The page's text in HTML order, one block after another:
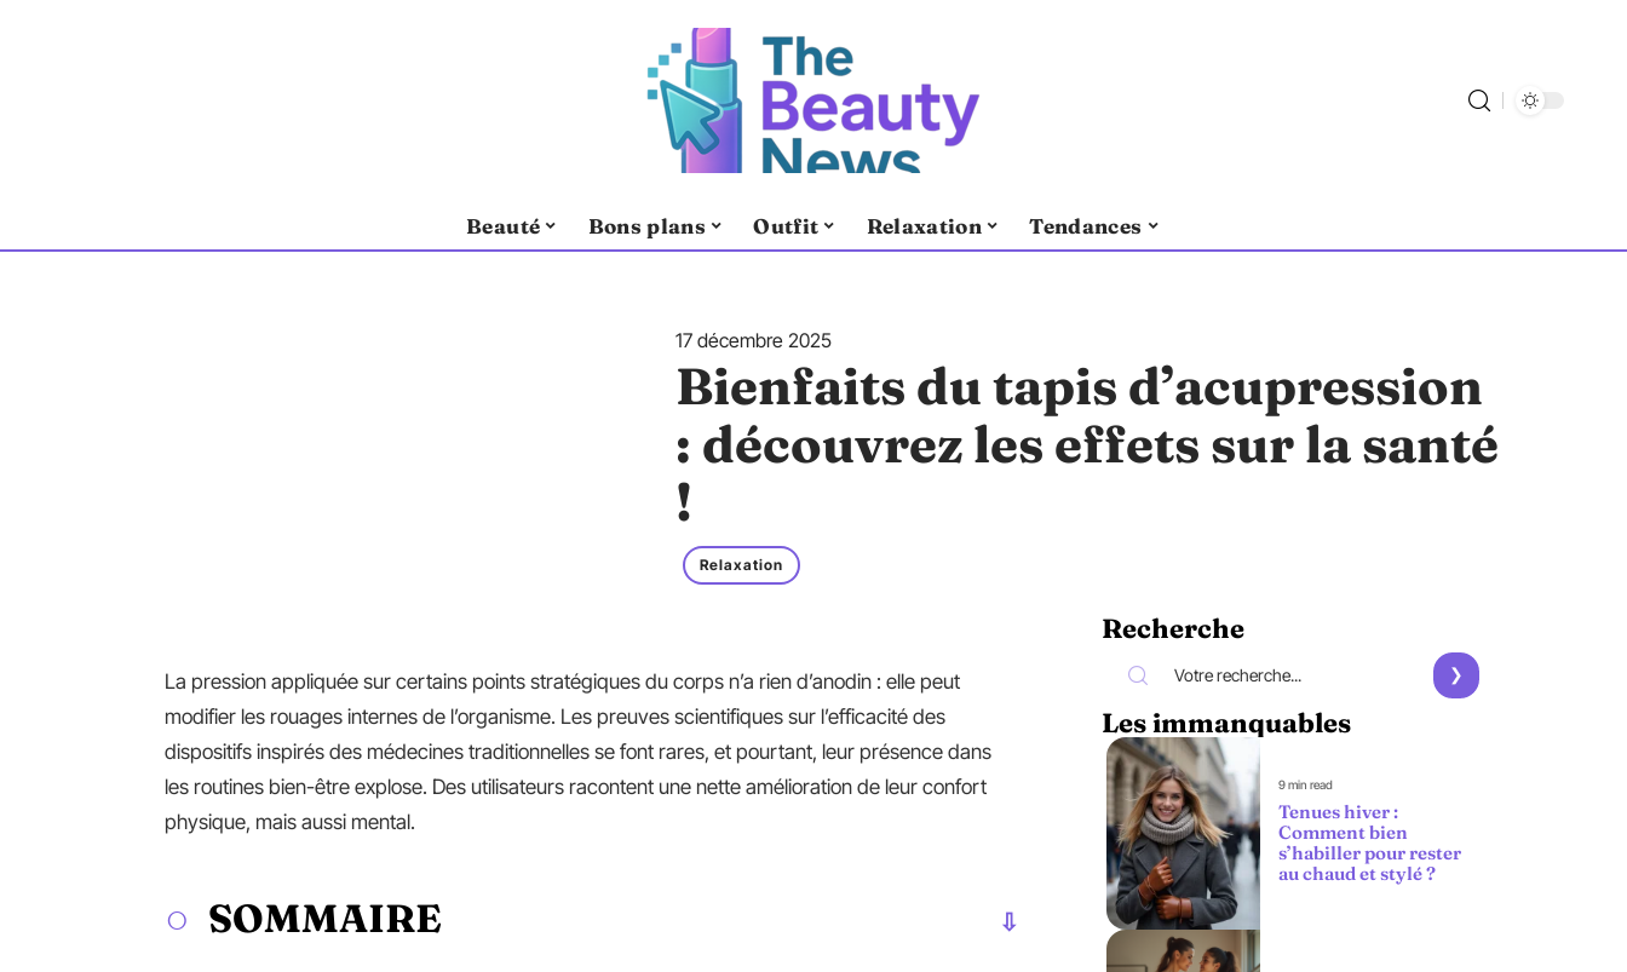
Beauté Bons plans Outfit Relaxation Tendances
17 décembre 2025
Bienfaits du tapis d’acupression
: découvrez les effets sur la santé
!
Relaxation
La pression appliquée sur certains points stratégiques du corps n’a rien d’anodin : elle peut
modifier les rouages internes de l’organisme. Les preuves scientifiques sur l’efficacité des
dispositifs inspirés des médecines traditionnelles se font rares, et pourtant, leur présence dans
les routines bien-être explose. Des utilisateurs racontent une nette amélioration de leur confort
physique, mais aussi mental.
SOMMAIRE
Recherche
Les immanquables
9 min read
Tenues hiver :
Comment bien
s’habiller pour rester
au chaud et stylé ?